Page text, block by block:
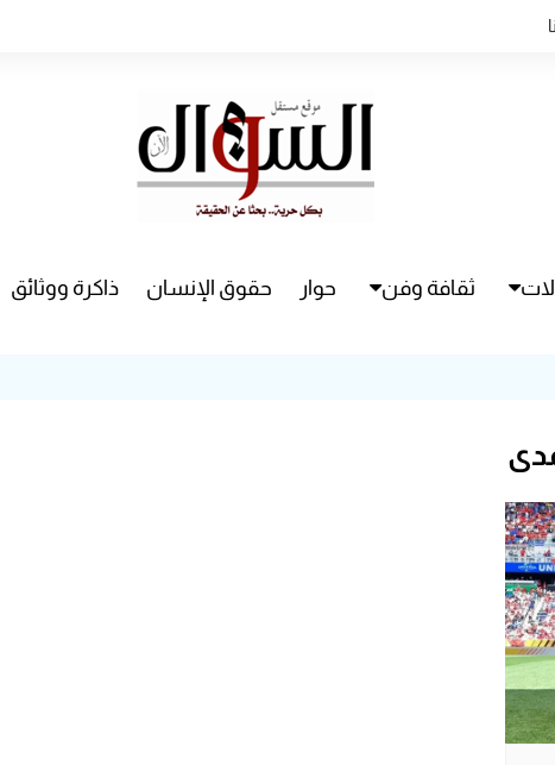
ثقافة وفن حوار حقوق الإنسان ذاكرة ووثائق